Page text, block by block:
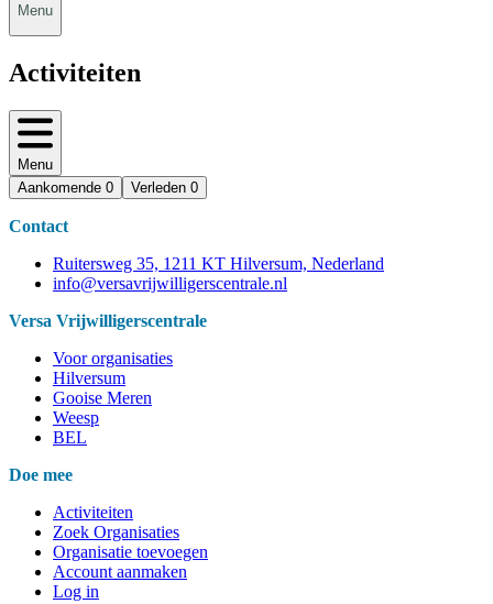
Menu
Activiteiten
Menu
Aankomende 0 Verleden 0
Contact
Ruitersweg 35, 1211 KT Hilversum, Nederland
info@versavrijwilligerscentrale.nl
Versa Vrijwilligerscentrale
Voor organisaties
Hilversum
Gooise Meren
Weesp
BEL
Doe mee
Activiteiten
Zoek Organisaties
Organisatie toevoegen
Account aanmaken
Log in